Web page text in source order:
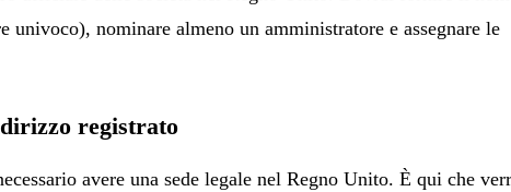
univoco), nominare almeno un amministratore e assegnare le
registrato
avere una sede legale nel Regno Unito. È qui che